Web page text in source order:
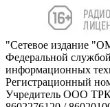
"Сетевое издание
Федеральной
информационных
Регистрационный
Учредитель ООО